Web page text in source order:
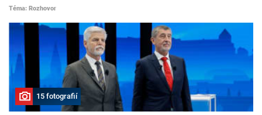
Téma: Rozhovor
15 fotografií